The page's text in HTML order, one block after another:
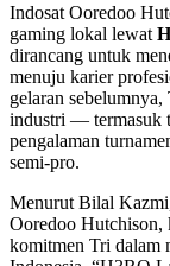
Indosat Ooredoo
gaming lokal lewat
dirancang untuk
menuju karier
gelaran
industri — termasuk
pengalaman
semi-pro.
Menurut Bilal
Ooredoo Hutchison,
komitmen Tri dalam